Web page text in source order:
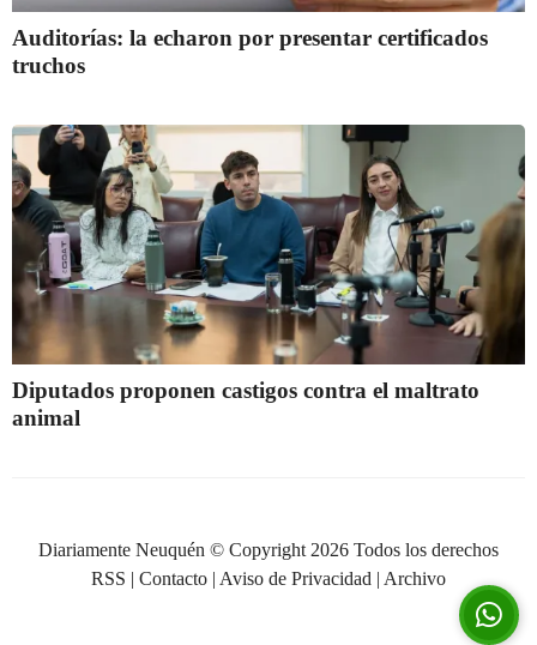
Auditorías: la echaron por presentar certificados
truchos
Diputados proponen castigos contra el maltrato
animal
Diariamente Neuquén © Copyright 2026 Todos los derechos
RSS | Contacto | Aviso de Privacidad | Archivo